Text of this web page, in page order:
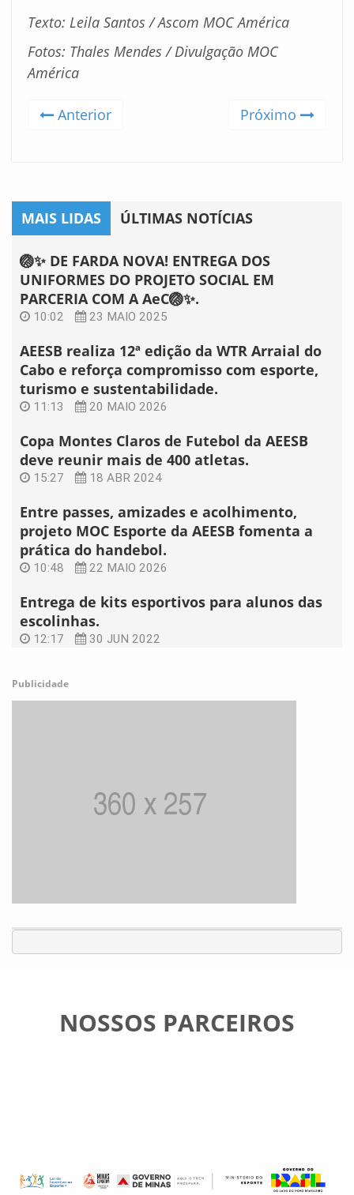
Texto: Leila Santos / Ascom MOC América
Fotos: Thales Mendes / Divulgação MOC
América
Anterior Próximo
MAIS LIDAS ÚLTIMAS NOTÍCIAS
🏐✨ DE FARDA NOVA! ENTREGA DOS
UNIFORMES DO PROJETO SOCIAL EM
PARCERIA COM A AeC🏐✨.
10:02 23 MAIO 2025
AEESB realiza 12ª edição da WTR Arraial do
Cabo e reforça compromisso com esporte,
turismo e sustentabilidade.
11:13 20 MAIO 2026
Copa Montes Claros de Futebol da AEESB
deve reunir mais de 400 atletas.
15:27 18 ABR 2024
Entre passes, amizades e acolhimento,
projeto MOC Esporte da AEESB fomenta a
prática do handebol.
10:48 22 MAIO 2026
Entrega de kits esportivos para alunos das
escolinhas.
12:17 30 JUN 2022
Publicidade
NOSSOS PARCEIROS